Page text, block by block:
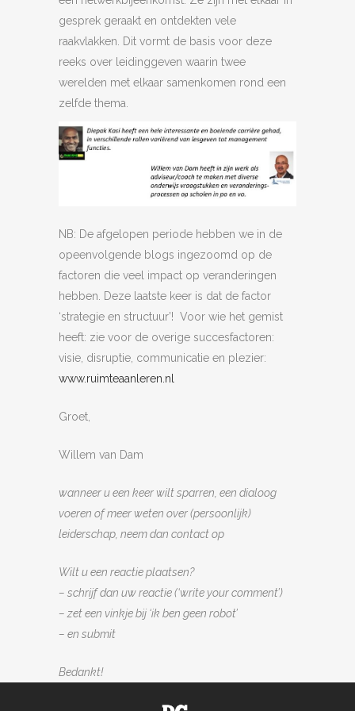
gesprek geraakt en ontdekten vele
raakvlakken. Dit vormt de basis voor deze
reeks over leidinggeven waarin twee
werelden met elkaar samenkomen rond een
zelfde thema.
NB: De afgelopen periode hebben we in de
opeenvolgende blogs ingezoomd op de
factoren die veel impact op veranderingen
hebben. Deze laatste keer is dat de factor
‘strategie en structuur’! Voor wie het gemist
heeft: zie voor de overige succesfactoren:
visie, disruptie, communicatie en plezier:
www.ruimteaanleren.nl
Groet,
Willem van Dam
wanneer u een keer wilt sparren, een dialoog
voeren of meer weten over (persoonlijk)
leiderschap, neem dan contact op
Wilt u een reactie plaatsen?
– schrijf dan uw reactie (‘write your comment’)
– zet een vinkje bij ‘ik ben geen robot’
– en submit
Bedankt!